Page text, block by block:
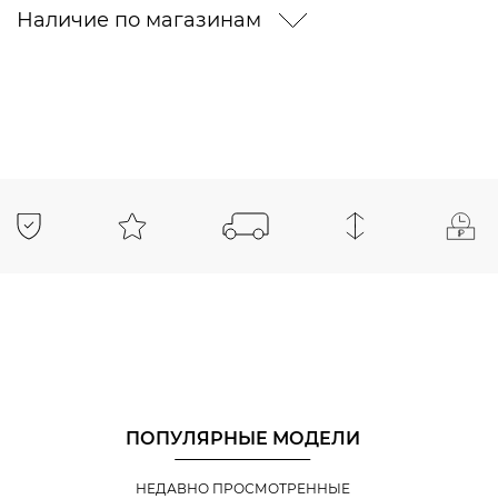
Наличие по магазинам
ПОПУЛЯРНЫЕ МОДЕЛИ
НЕДАВНО ПРОСМОТРЕННЫЕ